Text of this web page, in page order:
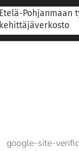
Etelä-Pohjanmaan
kehittäjäverkosto
google-site-